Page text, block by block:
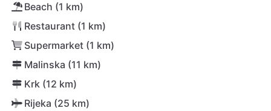
Beach (1 km)
Restaurant (1 km)
Supermarket (1 km)
Malinska (11 km)
Krk (12 km)
Rijeka (25 km)